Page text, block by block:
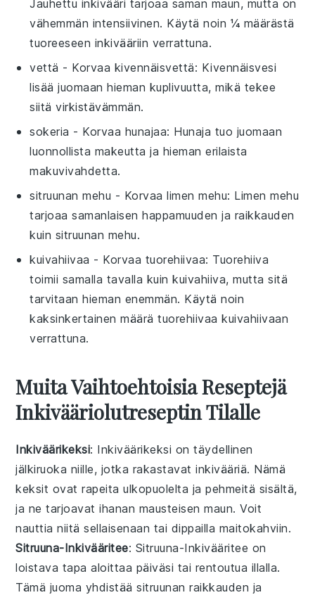
Jauhettu inkivääri tarjoaa saman maun, mutta on
vähemmän intensiivinen. Käytä noin ¼ määrästä
tuoreeseen inkivääriin verrattuna.
vettä - Korvaa kivennäisvettä: Kivennäisvesi
lisää juomaan hieman kuplivuutta, mikä tekee
siitä virkistävämmän.
sokeria - Korvaa hunajaa: Hunaja tuo juomaan
luonnollista makeutta ja hieman erilaista
makuvivahdetta.
sitruunan mehu - Korvaalimen mehu: Limen mehu
tarjoaa samanlaisen happamuuden ja raikkauden
kuin sitruunan mehu.
kuivahiivaa - Korvaa tuorehiivaa: Tuorehiiva
toimii samalla tavalla kuin kuivahiiva, mutta sitä
tarvitaan hieman enemmän. Käytä noin
kaksinkertainen määrä tuorehiivaa kuivahiivaan
verrattuna.
Muita Vaihtoehtoisia Reseptejä
Inkivääriolutreseptin Tilalle
Inkiväärikeksi: Inkiväärikeksi on täydellinen
jälkiruoka niille, jotka rakastavatinkivääriä. Nämä
keksit ovat rapeita ulkopuolelta ja pehmeitä sisältä,
ja ne tarjoavat ihanan mausteisen maun. Voit
nauttia niitä sellaisenaan tai dippailla maitokahviin.
Sitruuna-Inkivääritee: Sitruuna-Inkivääritee on
loistava tapa aloittaa päiväsi tai rentoutua illalla.
Tämä juoma yhdistääsitruunan raikkauden ja